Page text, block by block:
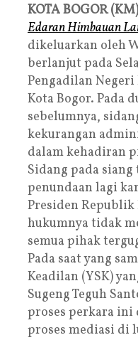
KOTA BOGOR
Edaran Himbauan
dikeluarkan oleh
berlanjut pada
Pengadilan Negeri
Kota Bogor. Pada
sebelumnya,
kekurangan
dalam kehadiran
Sidang pada
penundaan lagi
Presiden Republik
hukumnya tidak
semua pihak
Pada saat yang
Keadilan (YSK)
Sugeng Teguh
proses perkara
proses mediasi di